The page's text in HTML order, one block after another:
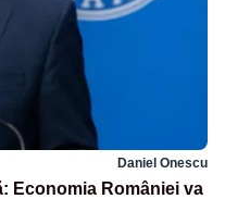
Daniel Onescu
Economia României va